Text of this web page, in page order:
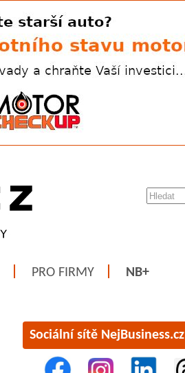
PRO FIRMY NB+
Sociální sítě NejBusiness.cz